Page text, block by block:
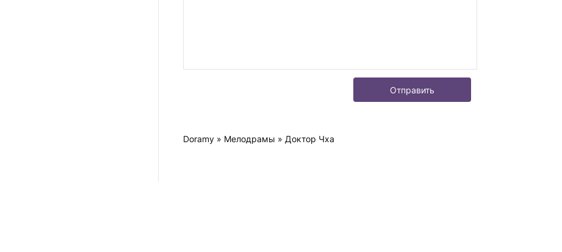
Отправить
Doramy » Мелодрамы » Доктор Чха